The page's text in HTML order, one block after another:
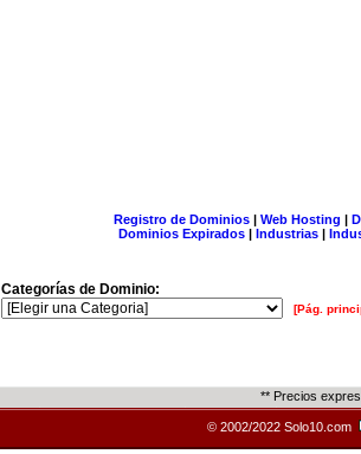
Registro de Dominios| Web Hosting |
Dominios Expirados | Industrias |
Categorías de Dominio:
[Pág.
** Precios
© 2002/2022 Solo10.com